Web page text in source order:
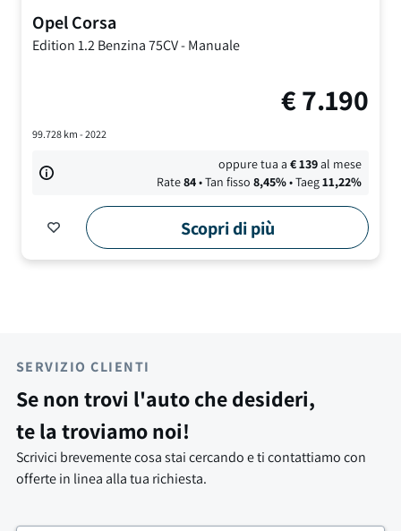
OpelCorsa
Edition1.2 Benzina 75CV-Manuale
€7.190
99.728km - 2022
oppure tua a€139al mese
Rate84• Tan fisso 8,45%• Taeg11,22%
Scopri di più
SERVIZIO CLIENTI
Se non trovi l'auto che desideri,
te la troviamo noi!
Scrivici brevemente cosa stai cercando e ti contattiamo con
offerte in linea alla tua richiesta.